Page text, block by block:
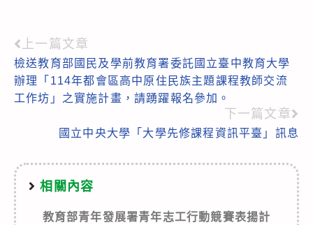
Read
more
articles
上一篇文章
檢送教育部國民及學前教育署委託國立臺中教育大學
辦理「114年都會區高中原住民族主題課程教師交流
工作坊」之實施計畫，請踴躍報名參加。
下一篇文章
國立中央大學「大學先修課程資訊平臺」訊息
相關內容
教育部青年發展署青年志工行動競賽表揚計